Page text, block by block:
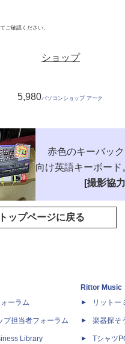
ご確認ください。
ショップ
5,980パソコンショップ アーク
赤色のキーバック
向け英語キーボード
[撮影協
トップページに戻る
ーラム
プ担当者フォーラム
Library
Rittor Music
リットー
楽器探そ
Tシャツ